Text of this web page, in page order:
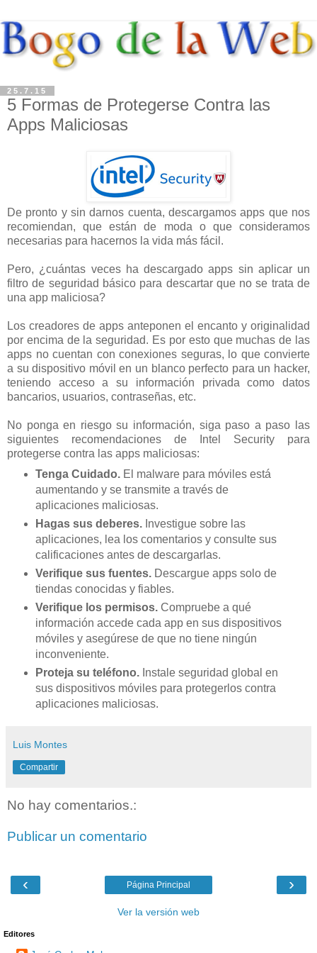
25.7.15
5 Formas de Protegerse Contra las
Apps Maliciosas
De pronto y sin darnos cuenta, descargamos apps que nos
recomiendan, que están de moda o que consideramos
necesarias para hacernos la vida más fácil.
Pero, ¿cuántas veces ha descargado apps sin aplicar un
filtro de seguridad básico para descartar que no se trata de
una app maliciosa?
Los creadores de apps anteponen el encanto y originalidad
por encima de la seguridad. Es por esto que muchas de las
apps no cuentan con conexiones seguras, lo que convierte
a su dispositivo móvil en un blanco perfecto para un hacker,
teniendo acceso a su información privada como datos
bancarios, usuarios, contraseñas, etc.
No ponga en riesgo su información, siga paso a paso las
siguientes recomendaciones de Intel Security para
protegerse contra las apps maliciosas:
Tenga Cuidado.El malware para móviles está
aumentando y se transmite a través de
aplicaciones maliciosas.
Hagas sus deberes.Investigue sobre las
aplicaciones, lea los comentarios y consulte sus
calificaciones antes de descargarlas.
Verifique sus fuentes.Descargue apps solo de
tiendas conocidas y fiables.
Verifique los permisos.Compruebe a qué
información accede cada app en sus dispositivos
móviles y asegúrese de que no tiene ningún
inconveniente.
Proteja su teléfono.Instale seguridad global en
sus dispositivos móviles para protegerlos contra
aplicaciones maliciosas.
Luis Montes
Compartir
No hay comentarios.:
Publicar un comentario
‹ ›
Página Principal
Ver la versión web
Editores